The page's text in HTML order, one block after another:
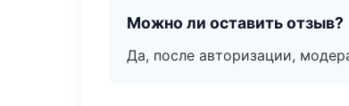
Можно ли оставить отзыв?
Да, после авторизации,